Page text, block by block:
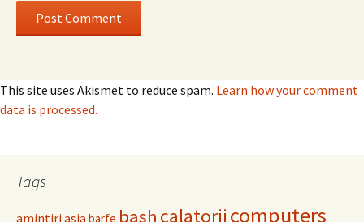
This site uses Akismet to reduce spam. Learn how your comment
data is processed.
Tags
amintiriasia barfe bash calatorii computers